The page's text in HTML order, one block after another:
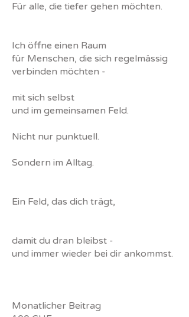
Für alle, die tiefer gehen möchten.
Ich öffne einen Raum
für Menschen, die sich regelmässig
verbinden möchten -
mit sich selbst
und im gemeinsamen Feld.
Nicht nur punktuell.
Sondern im Alltag.
Ein Feld, das dich trägt,
damit du dran bleibst -
und immer wieder bei dir ankommst.
Monatlicher Beitrag